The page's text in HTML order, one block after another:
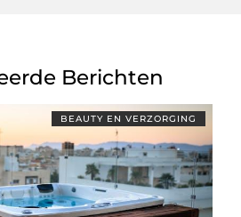
Berichten
BEAUTY EN VERZORGING